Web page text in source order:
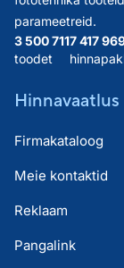
parameetreid.
3 500 711
toodet
7 417
Hinnavaatlus
Firmakataloog
Meie kontaktid
Reklaam
Pangalink